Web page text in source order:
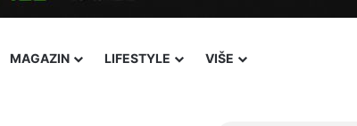
MAGAZIN LIFESTYLE VIŠE